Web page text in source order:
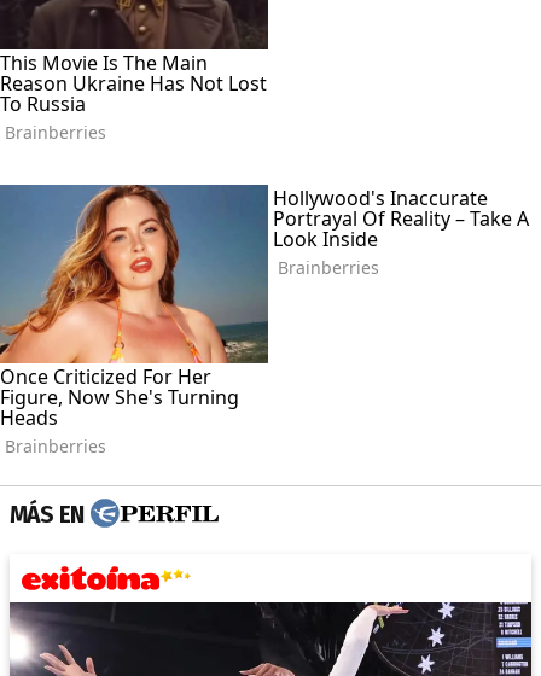
MÁS EN